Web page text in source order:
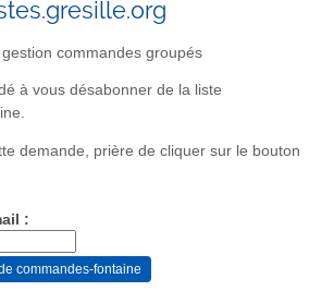
gestion commandes groupés
à vous désabonner de la liste
demande, prière de cliquer sur le bouton
: